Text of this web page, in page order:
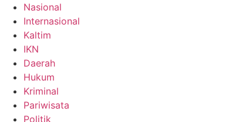
Nasional
Internasional
Kaltim
IKN
Daerah
Hukum
Kriminal
Pariwisata
Politik